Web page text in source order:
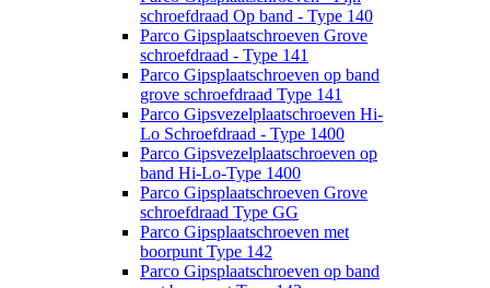
schroefdraad Op band - Type 140
Parco Gipsplaatschroeven Grove
schroefdraad - Type 141
Parco Gipsplaatschroeven op band
grove schroefdraad Type 141
Parco Gipsvezelplaatschroeven Hi-
Lo Schroefdraad - Type 1400
Parco Gipsvezelplaatschroeven op
band Hi-Lo-Type 1400
Parco Gipsplaatschroeven Grove
schroefdraad Type GG
Parco Gipsplaatschroeven met
boorpunt Type 142
Parco Gipsplaatschroeven op band